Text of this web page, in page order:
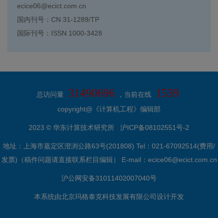
ecice06@ecict.com.cn
国内刊号：CN 31-1289/TP
国际刊号：ISSN 1000-3428
总访问量 31490696 ，当前在线 1539
copyright@《计算机工程》编辑部
2023 © 华东计算技术研究所 沪ICP备08102551号-2
地址：上海市嘉定区澄浏公路63号(201808) Tel：021-67092514(费用/
发票)（稿件问题请直接联系栏目编辑） E-mail：ecice06@ecict.com.cn
沪公网安备31011402007040号
本系统由北京玛格泰克科技发展有限公司设计开发